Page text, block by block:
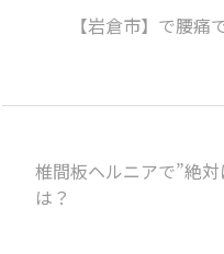
【岩倉市】で腰
椎間板ヘルニアで”絶
は？